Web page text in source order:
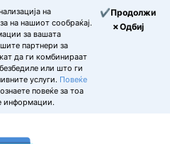
на
на нашиот сообраќај.
за вашата
партнери за
да ги комбинираат
или што ги
услуги. Повеќе
повеќе за тоа
информации.
✔Продолжи
✗Одбиј